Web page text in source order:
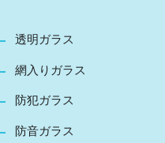
透明ガラス
網入りガラス
防犯ガラス
防音ガラス